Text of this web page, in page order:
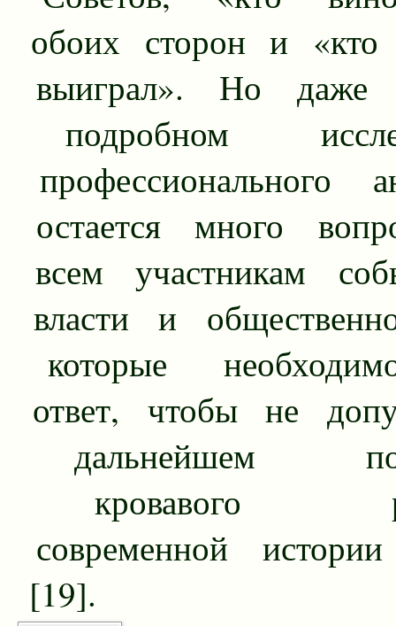
обоих сторон и «кто
выиграл». Но
подробном
профессионального
остается много
всем участникам
власти и
которые
ответ, чтобы не
дальнейшем
кровавого
современной
[19].